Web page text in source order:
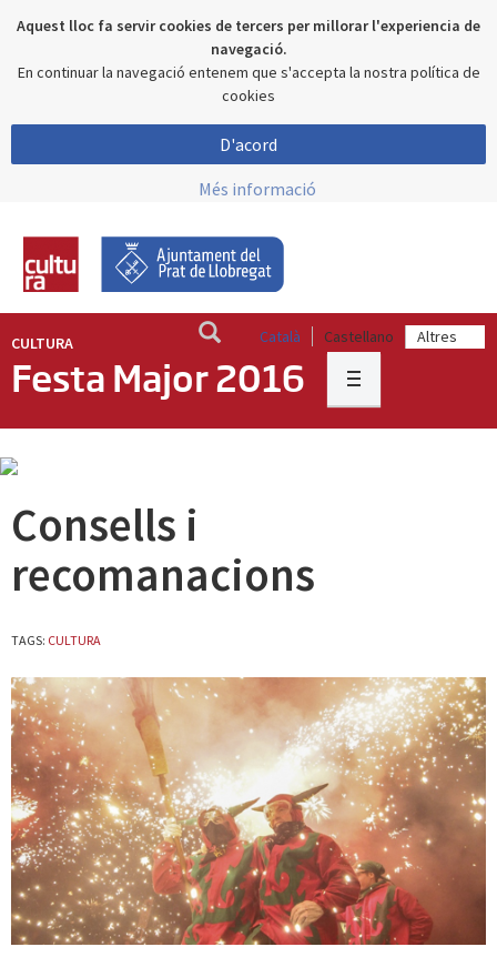
Aquest lloc fa servir cookies de tercers per millorar l'experiencia de
navegació.
En continuar la navegació entenem que s'accepta la nostra política de
cookies
D'acord
Més informació
Català Castellano
CULTURA
Festa Major 2016
Consells i
recomanacions
TAGS: CULTURA